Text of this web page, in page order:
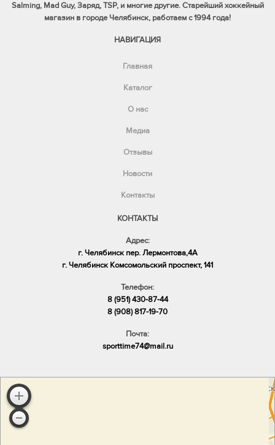
Salming, Mad Guy, Заряд, TSP, и многие другие. Старейший хоккейный
магазин в городе Челябинск, работаем с 1994 года!
НАВИГАЦИЯ
Главная
Каталог
О нас
Медиа
Отзывы
Новости
Контакты
КОНТАКТЫ
Адрес:
г. Челябинск пер. Лермонтова,4А
​г. Челябинск Комсомольский проспект, 141
Телефон:
8 (951) 430-87-44
8 (908) 817-19-70
Почта:
sporttime74@mail.ru